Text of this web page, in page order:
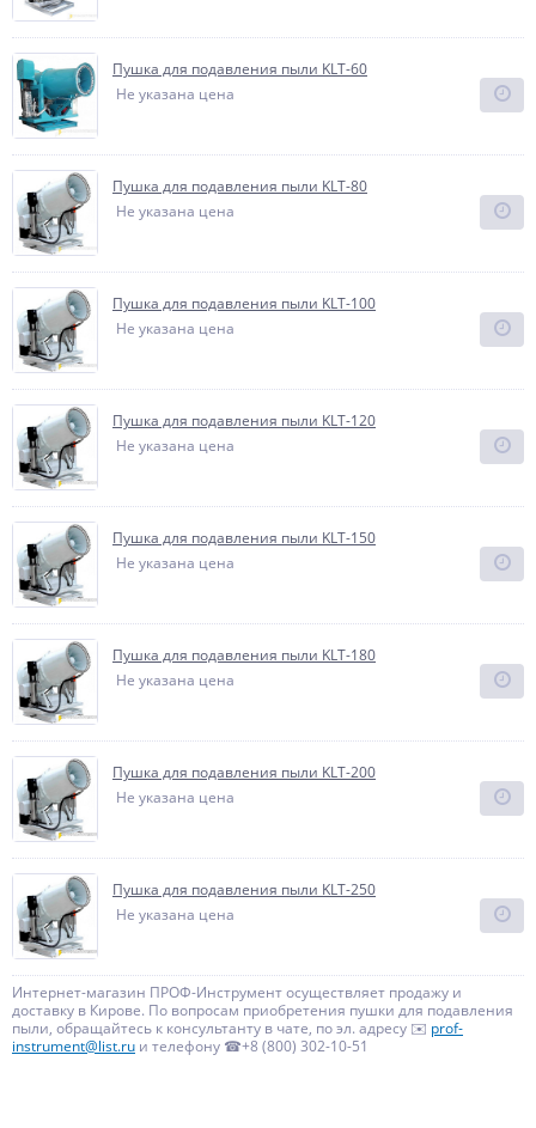
Пушка для подавления пыли KLT-60
Не указана цена
Пушка для подавления пыли KLT-80
Не указана цена
Пушка для подавления пыли KLT-100
Не указана цена
Пушка для подавления пыли KLT-120
Не указана цена
Пушка для подавления пыли KLT-150
Не указана цена
Пушка для подавления пыли KLT-180
Не указана цена
Пушка для подавления пыли KLT-200
Не указана цена
Пушка для подавления пыли KLT-250
Не указана цена
Интернет-магазин ПРОФ-Инструмент осуществляет продажу и
доставку в Кирове. По вопросам приобретения пушки для подавления
пыли, обращайтесь к консультанту в чате, по эл. адресу ✉️ prof-
instrument@list.ru и телефону ☎+8 (800) 302-10-51